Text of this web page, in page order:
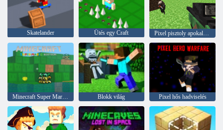
Skatelander Ütés egy Craft Pixel pisztoly apokalipszis
Blokk világ Pixel hős hadviselés